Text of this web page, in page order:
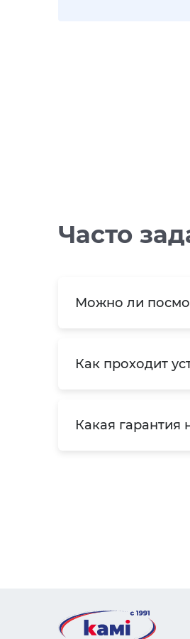
Часто
Можно ли
Как проходит
Какая гарантия